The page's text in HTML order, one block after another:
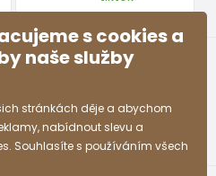
s cookies a
naše služby
stránkách děje a abychom
nabídnout slevu a
Souhlasíte s používáním všech